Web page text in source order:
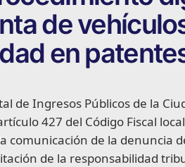
de
en
de Ingresos Públicos de la
427 del Código Fiscal
comunicación de la denuncia
de la responsabilidad